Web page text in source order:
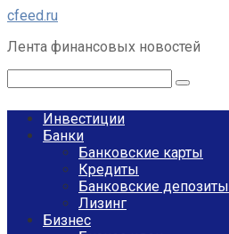
Перейти
контенту
cfeed.ru
Лента финансовых новостей
Инвестиции
Банки
Банковские карты
Кредиты
Банковские депозиты
Лизинг
Бизнес